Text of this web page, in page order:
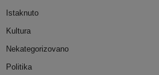
Istaknuto
Kultura
Nekategorizovano
Politika